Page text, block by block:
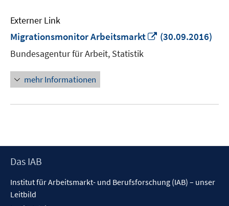
Externer Link
Migrationsmonitor Arbeitsmarkt
In
(30.09.2016)
Bundesagentur für Arbeit, Statistik
mehr Informationen
Footer
Das IAB
Institut für Arbeitsmarkt- und Berufsforschung (IAB) – unser
Leitbild